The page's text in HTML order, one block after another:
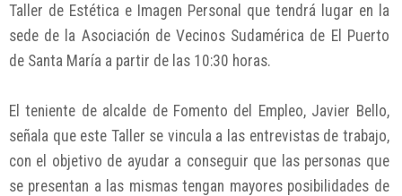
Taller de Estética e Imagen Personal que tendrá lugar en la
sede de la Asociación de Vecinos Sudamérica de El Puerto
de Santa María a partir de las 10:30 horas.
El teniente de alcalde de Fomento del Empleo, Javier Bello,
señala que este Taller se vincula a las entrevistas de trabajo,
con el objetivo de ayudar a conseguir que las personas que
se presentan a las mismas tengan mayores posibilidades de